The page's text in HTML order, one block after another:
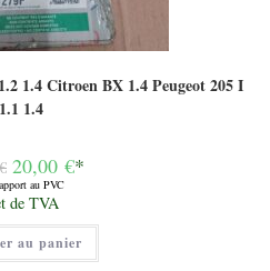
1.4 Citroen BX 1.4 Peugeot 205 I
1.1 1.4
€ Le
prix
initial
était :
25,00 €.
20,00 €*
au PVC
:
€.
de TVA
au panier